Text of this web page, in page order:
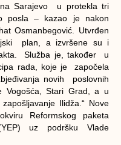
Sarajevo u protekla tri
posla – kazao je nakon
Osmanbegović. Utvrđen
plan, a izvršene su i
Služba je, također u
rada, koje je započela
novih poslovnih
Vogošća, Stari Grad, a u
Ilidža.“ Nove
Reformskog paketa
uz podršku Vlade